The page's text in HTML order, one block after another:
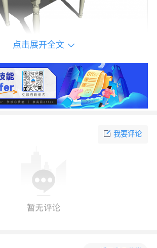
长方形白色茶几 su模型_图3
立即下载源文件
点击展开全文
我要评论